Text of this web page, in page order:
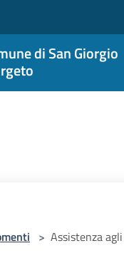
di San Giorgio
> Assistenza